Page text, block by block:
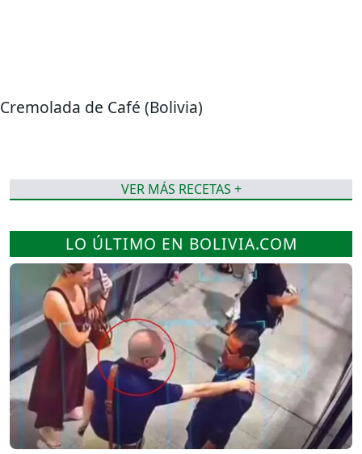
Cremolada de Café (Bolivia)
VER MÁS RECETAS +
LO ÚLTIMO EN BOLIVIA.COM